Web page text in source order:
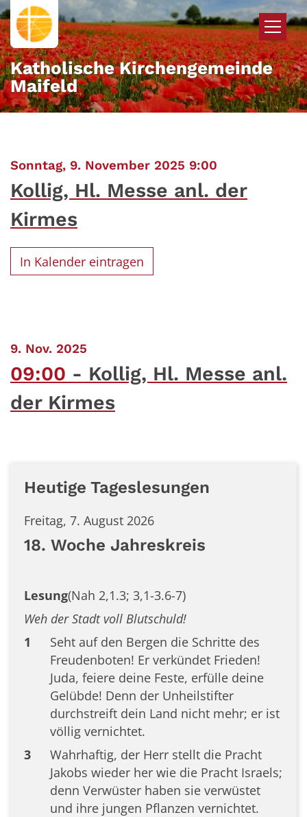
Zum Inhalt springen
Katholische Kirchengemeinde
Maifeld
Sonntag, 9. November 2025 9:00
Kollig, Hl. Messe anl. der
Kirmes
In Kalender eintragen
9. Nov. 2025
09:00
Kollig, Hl. Messe anl.
der Kirmes
Heutige Tageslesungen
Freitag, 7. August 2026
18. Woche Jahreskreis
Lesung(Nah 2,1.3; 3,1-3.6-7)
Weh der Stadt voll Blutschuld!
1
Seht auf den Bergen die Schritte des
Freudenboten! Er verkündet Frieden!
Juda, feiere deine Feste, erfülle deine
Gelübde! Denn der Unheilstifter
durchstreift dein Land nicht mehr; er ist
völlig vernichtet.
3
Wahrhaftig, der Herr stellt die Pracht
Jakobs wieder her wie die Pracht Israels;
denn Verwüster haben sie verwüstet
und ihre jungen Pflanzen vernichtet.